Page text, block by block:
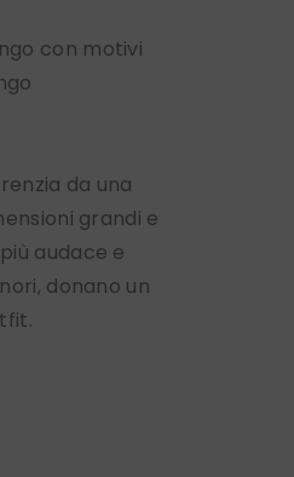
con motivi
da una
grandi e
audace e
donano un